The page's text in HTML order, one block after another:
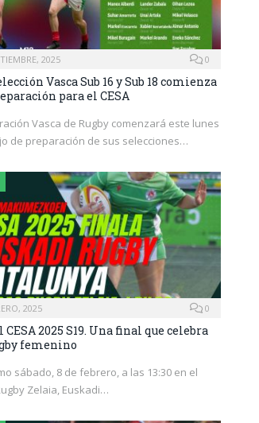
2025 0
Vasca Sub 16 y Sub 18 comienza
para el CESA
Vasca de Rugby comenzará este lunes
de preparación de sus selecciones…
2025 0
2025 S19. Una final que celebra
femenino
sábado, 8 de febrero, a las 13:30 en el
Zelaia, Euskadi…